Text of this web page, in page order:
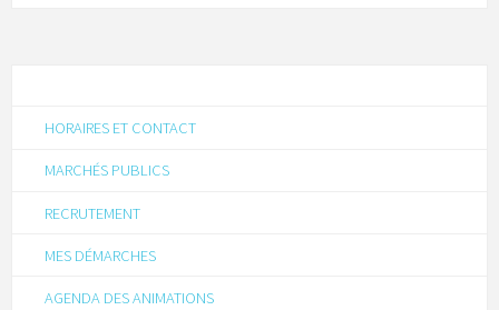
HORAIRES ET CONTACT
MARCHÉS PUBLICS
RECRUTEMENT
MES DÉMARCHES
AGENDA DES ANIMATIONS